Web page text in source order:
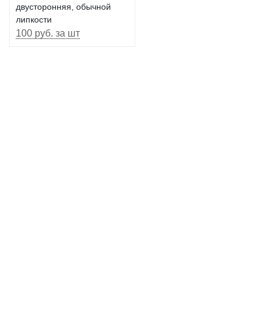
двусторонняя, обычной
липкости
100 руб. за шт